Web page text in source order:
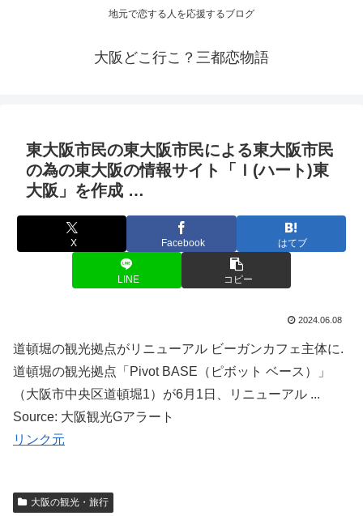
地元で恋する人を応援するブログ
大阪どこ行こ？三都恋物語
東大阪市民の東大阪市民による東大阪市民
の為の東大阪の情報サイト「Ｉ(ハート)東
大阪 」を作成 …
X Facebook はてブ
LINE コピー
2024.06.08
道頓堀の観光拠点がリニューアル ビーガンカフェ主体に.
道頓堀の観光拠点「Pivot BASE（ピボット ベース）」
（大阪市中央区道頓堀1）が6月1日、リニューアル ...
Source: 大阪観光Gアラート
リンク元
大阪の観光・旅行